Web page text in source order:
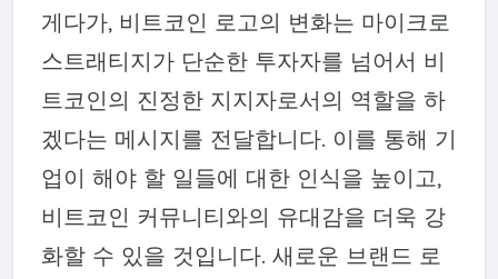
게다가, 비트코인 로고의 변화는 마이크로
스트래티지가 단순한 투자자를 넘어서 비
트코인의 진정한 지지자로서의 역할을 하
겠다는 메시지를 전달합니다. 이를 통해 기
업이 해야 할 일들에 대한 인식을 높이고,
비트코인 커뮤니티와의 유대감을 더욱 강
화할 수 있을 것입니다. 새로운 브랜드 로